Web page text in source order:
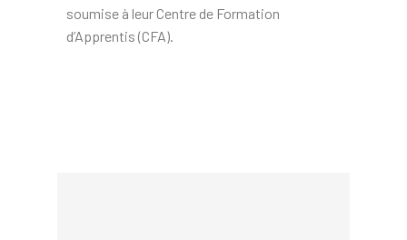
soumise à leur Centre de Formation
d’Apprentis (CFA).